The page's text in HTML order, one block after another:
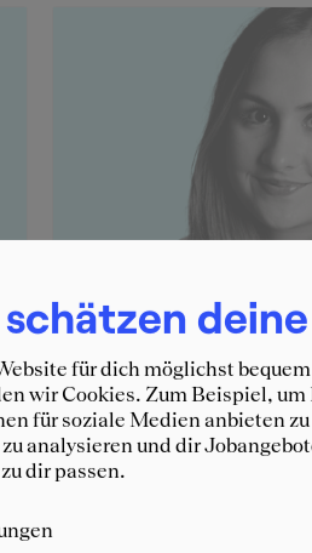
Stella
Beim Event "Consulting
für dich möglichst
wir Cookies. Zum Beispiel,
für soziale Medien anbieten
analysieren und dir
dir passen.